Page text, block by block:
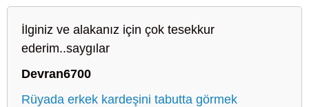
İlginiz ve alakanız için çok tesekkur
ederim..saygılar
Devran6700
Rüyada erkek kardeşini tabutta görmek